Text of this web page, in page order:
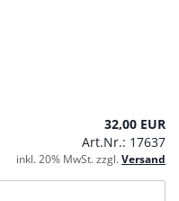
32,00 EUR
Art.Nr.: 17637
inkl. 20% MwSt. zzgl.Versand